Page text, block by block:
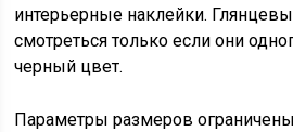
интерьерные наклейки.
смотреться только если они
черный цвет.
Параметры размеров